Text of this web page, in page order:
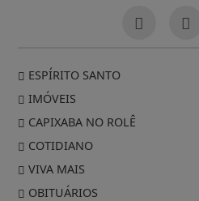
ESPÍRITO SANTO
IMÓVEIS
CAPIXABA NO ROLÊ
COTIDIANO
VIVA MAIS
OBITUÁRIOS